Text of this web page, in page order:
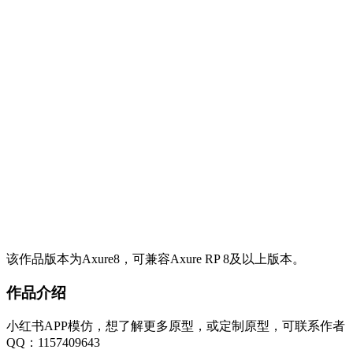
该作品版本为Axure8，可兼容Axure RP 8及以上版本。
作品介绍
小红书APP模仿，想了解更多原型，或定制原型，可联系作者
QQ：1157409643